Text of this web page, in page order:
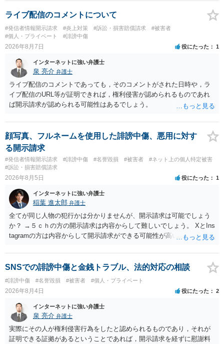
ライブ配信のコメントについて
#発信者情報開示請求 #炎上対策 #訴訟・損害賠償請求
#被害者
#個人・プライベート
#誹謗中傷
2026年8月7日 役にたった 1
インターネットに強い弁護士
泉 亮介 弁護士
ライブ配信のコメントであっても，そのコメントがされた日時や，ラ
イブ配信のURL等が証明できれば，権利侵害が認められるものであれ
ば開示請求が認められる可能性はあるでしょう。
顔写真、フルネームを使用した誹謗中傷、悪用に対す
る開示請求
#発信者情報開示請求 #誹謗中傷 #名誉毀損 #被害者
#ネット上の個人特定被害
#訴訟・損害賠償請求
2026年8月5日 役にたった 1
インターネットに強い弁護士
稲葉 進太郎 弁護士
全てが同じ人物の犯行かは分かりませんが、開示請求は可能でしょう
か？ →５ｃｈの方の開示請求は内容からして難しいでしょう。 XとIns
tagramの方は内容からして開示請求ができる可能性が高いでしょう。
いでしょう。７月中にアカウントが削除されている場合、今から進め
ても失敗する可能性が高いように思われます。 相手を特定できた場
合、相手に全ての弁護士費用を負担させることは可能でしょうか？ →
訴訟外の交渉で相手方が認めれば負担させることができるでしょう。
訴訟で判決となった場合は、実際の弁護士費用が認められる場合と認
められない場合があり何ともいえないところでしょう。
SNSでの誹謗中傷と金銭トラブル、法的対応の相談
#誹謗中傷 #名誉毀損 #被害者 #個人・プライベート
2026年8月4日 役にたった 2
インターネットに強い弁護士
泉 亮介 弁護士
実際にその人が権利侵害行為をしたと認められるものであり，それが
証明できる証拠があるということであれば，開示請求を経ずに慰謝料